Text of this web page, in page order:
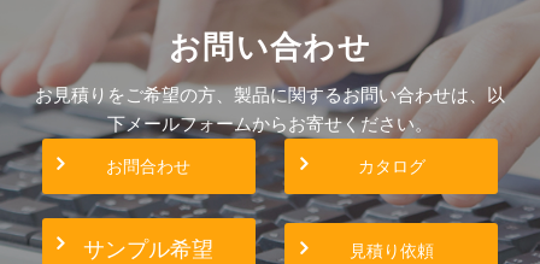
お問い合わせ
お見積りをご希望の方、製品に関するお問い合わせは、以
下メールフォームからお寄せください。
お問合わせ カタログ
サンプル希望 見積り依頼